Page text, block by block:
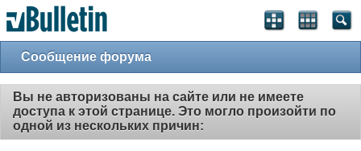
Сообщение форума
Вы не авторизованы на сайте или не имеете
доступа к этой странице. Это могло произойти по
одной из нескольких причин: